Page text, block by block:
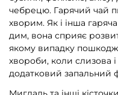
чебрецю. Гарячий чай
хворим. Як і інша
дим, вона сприяє
якому випадку
хвороби, коли слизова
додатковий запальний